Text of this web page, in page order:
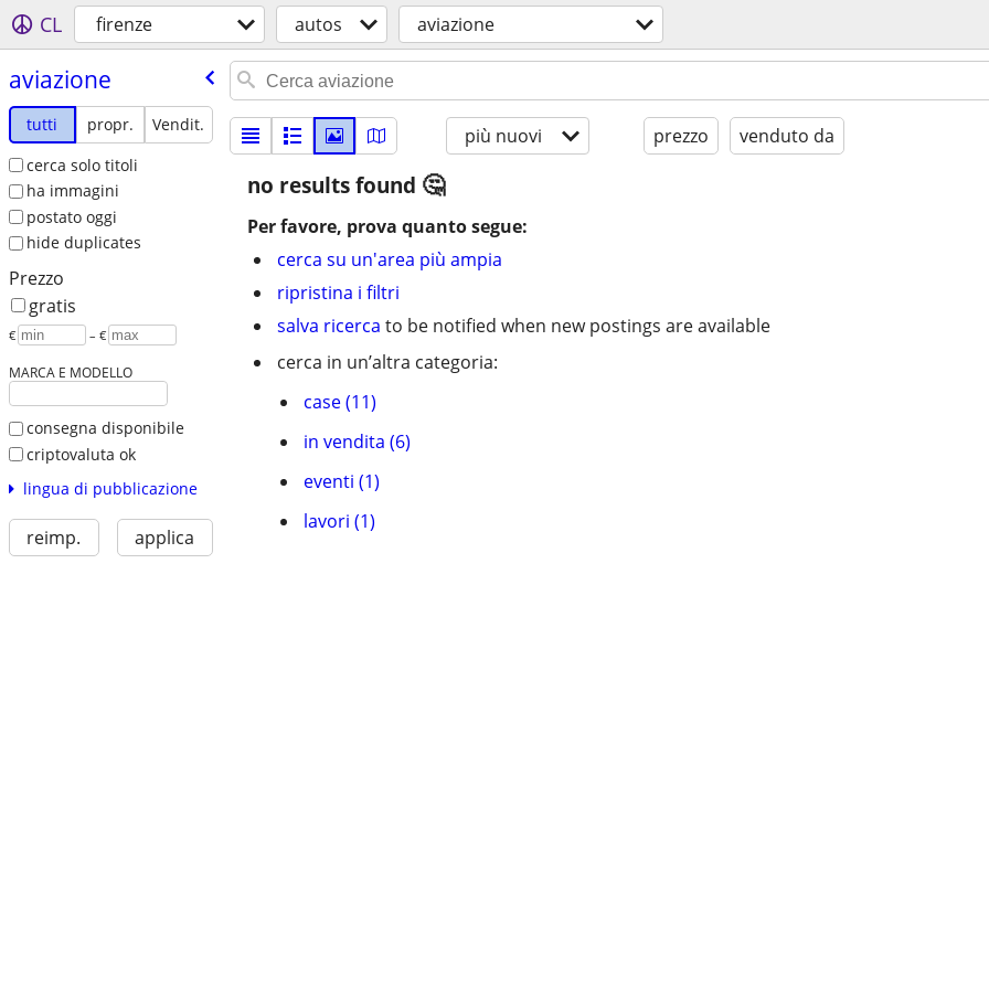
CL firenze autos aviazione
aviazione
tutti propr.
Vendit.
cerca solo titoli
ha immagini
postato oggi
hide duplicates
Prezzo
gratis
€ – €
MARCA E MODELLO
consegna disponibile
criptovaluta ok
lingua di pubblicazione
reimp. applica
più nuovi prezzo venduto da
no results found
Per favore, prova quanto segue:
cerca su un'area più ampia
ripristina i filtri
salva ricerca to be notified when new postings are available
cerca in un’altra categoria:
case (11)
in vendita (6)
eventi (1)
lavori (1)